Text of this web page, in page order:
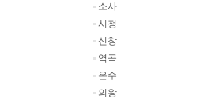
소사
시청
신창
역곡
온수
의왕